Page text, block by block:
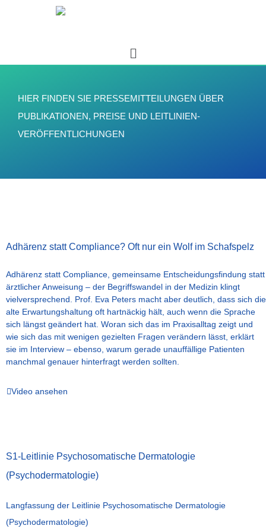
HIER FINDEN SIE PRESSEMITTEILUNGEN ÜBER
PUBLIKATIONEN, PREISE UND LEITLINIEN-
VERÖFFENTLICHUNGEN
Adhärenz statt Compliance? Oft nur ein Wolf im Schafspelz
Adhärenz statt Compliance, gemeinsame Entscheidungsfindung statt
ärztlicher Anweisung – der Begriffswandel in der Medizin klingt
vielversprechend. Prof. Eva Peters macht aber deutlich, dass sich die
alte Erwartungshaltung oft hartnäckig hält, auch wenn die Sprache
sich längst geändert hat. Woran sich das im Praxisalltag zeigt und
wie sich das mit wenigen gezielten Fragen verändern lässt, erklärt
sie im Interview – ebenso, warum gerade unauffällige Patienten
manchmal genauer hinterfragt werden sollten.
Video ansehen
S1-Leitlinie Psychosomatische Dermatologie
(Psychodermatologie)
Langfassung der Leitlinie Psychosomatische Dermatologie
(Psychodermatologie)